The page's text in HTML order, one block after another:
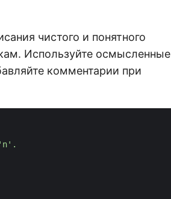
чистого и понятного
Используйте осмысленные
комментарии при